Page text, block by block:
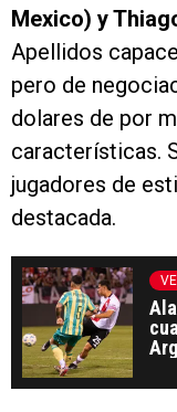
Mexico) y
Apellidos
pero de
dolares de por
características.
jugadores de
destacada.